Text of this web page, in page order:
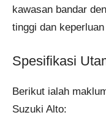
kawasan bandar
tinggi dan
Spesifikasi
Berikut ialah
Suzuki Alto: